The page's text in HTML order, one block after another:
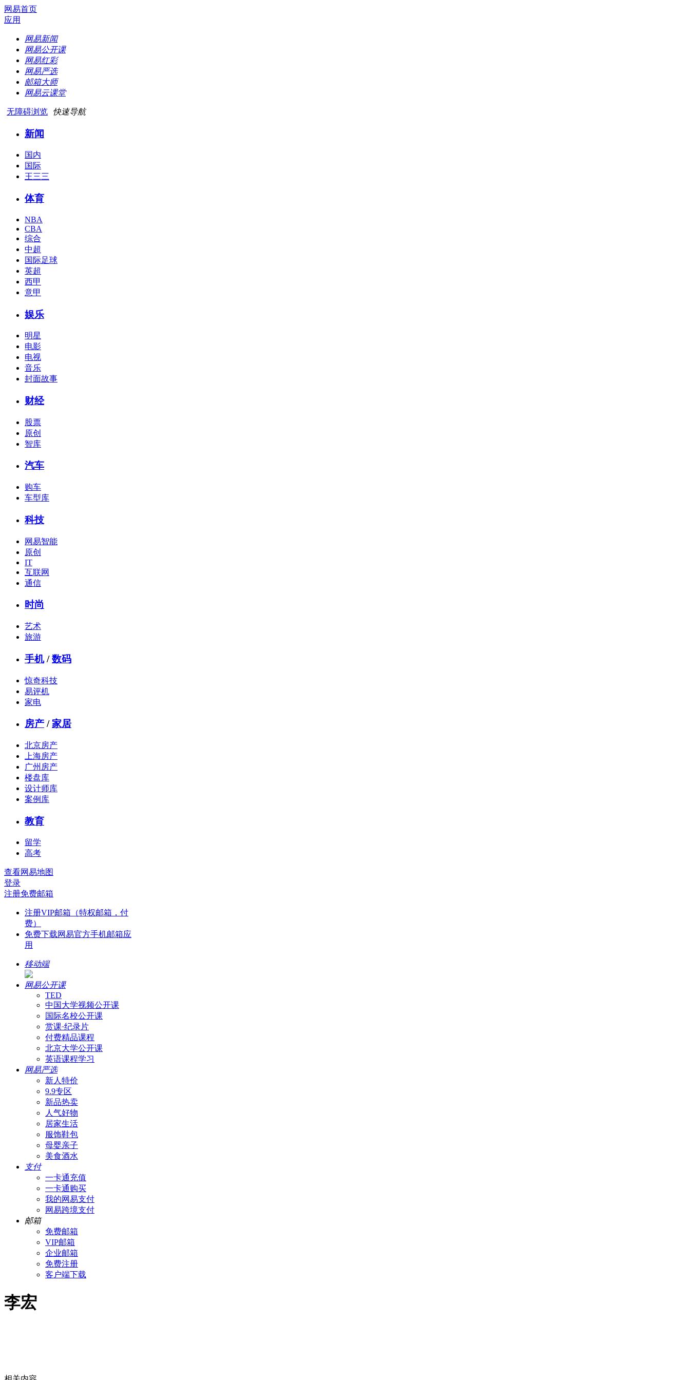
网易首页
应用
网易新闻
网易公开课
网易红彩
网易严选
邮箱大师
网易云课堂
无障碍浏览 快速导航
新闻
国内
国际
王三三
体育
NBA
CBA
综合
中超
国际足球
英超
西甲
意甲
娱乐
明星
电影
电视
音乐
封面故事
财经
股票
原创
智库
汽车
购车
车型库
科技
网易智能
原创
IT
互联网
通信
时尚
艺术
旅游
手机 / 数码
惊奇科技
易评机
家电
房产 / 家居
北京房产
上海房产
广州房产
楼盘库
设计师库
案例库
教育
留学
高考
查看网易地图
登录
注册免费邮箱
注册VIP邮箱（特权邮箱，付
费）
免费下载网易官方手机邮箱应
用
移动端
网易公开课
TED
中国大学视频公开课
国际名校公开课
赏课·纪录片
付费精品课程
北京大学公开课
英语课程学习
网易严选
新人特价
9.9专区
新品热卖
人气好物
居家生活
服饰鞋包
母婴亲子
美食酒水
支付
一卡通充值
一卡通购买
我的网易支付
网易跨境支付
邮箱
免费邮箱
VIP邮箱
企业邮箱
免费注册
客户端下载
李宏